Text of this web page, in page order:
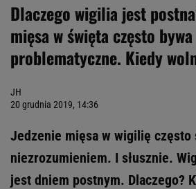
Dlaczego wigilia jest
mięsa w święta często bywa
problematyczne. Kiedy
JH
20 grudnia 2019, 14:36
Jedzenie mięsa w wigilię często
niezrozumieniem. I słusznie.
jest dniem postnym. Dlaczego?